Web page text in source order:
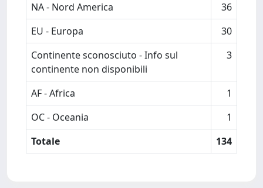
NA - Nord America
36
EU - Europa
30
Continente sconosciuto - Info sul
continente non disponibili
3
AF - Africa
1
OC - Oceania
1
Totale
134